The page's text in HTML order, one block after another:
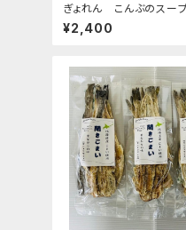
ぎょれん こんぶのス
¥2,400